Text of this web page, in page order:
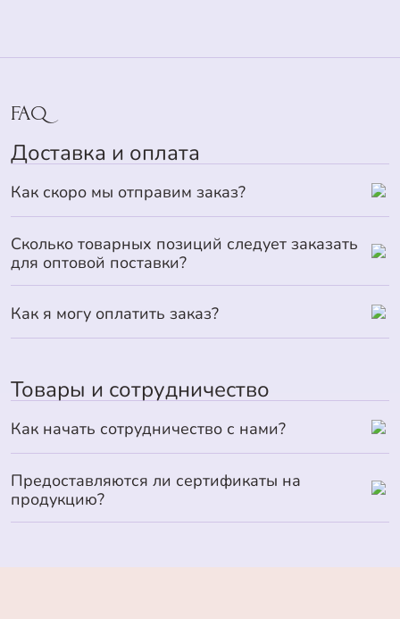
FAQ
Доставка и оплата
Как скоро мы отправим заказ?
Сколько товарных позиций следует заказать
для оптовой поставки?
Как я могу оплатить заказ?
Товары и сотрудничество
Как начать сотрудничество с нами?
Предоставляются ли сертификаты на
продукцию?